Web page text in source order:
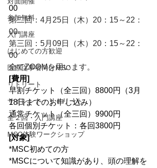
参加無料
入門講座
はじめての方歓迎
医療従事者向けMSC
リトリート
サイレント・リトリート
全２回・入門講座
MSC体験ワークショップ
00
第二回：4月25日（木）20：15～22：
00
第三回：5月09日（木）20：15～22：
00
全てZOOMを用います。
[費用]
早割チケット（全三回）8800円（3月
18日までのお申し込み）
通常チケット（全三回）9900円
各回個別チケット：各回3800円
[対象]
*MSC初めての方
*MSCについて知識があり、頭の理解を